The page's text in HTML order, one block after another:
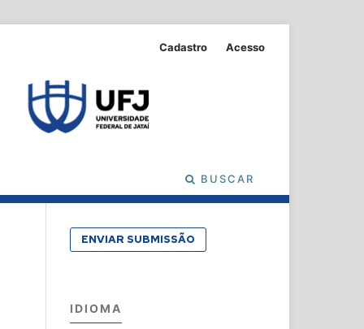
BUSCAR
Cadastro Acesso
ENVIAR SUBMISSÃO
IDIOMA